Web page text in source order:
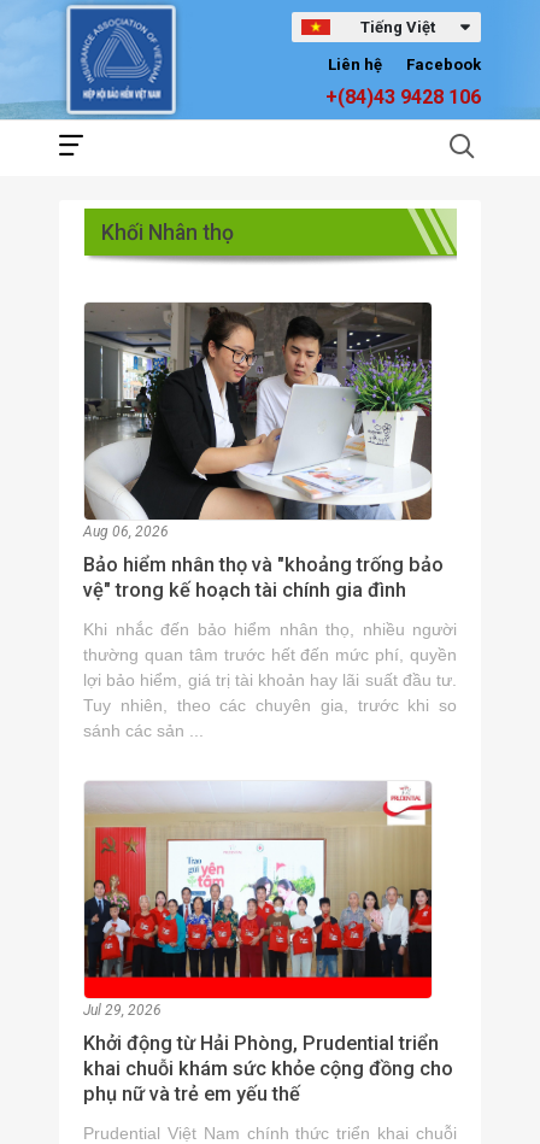
Tiếng Việt
Facebook
Liên hệ
+(84)43 9428 106
Khối Nhân thọ
Aug 06, 2026
Bảo hiểm nhân thọ và "khoảng trống bảo
vệ" trong kế hoạch tài chính gia đình
Khi nhắc đến bảo hiểm nhân thọ, nhiều người
thường quan tâm trước hết đến mức phí, quyền
lợi bảo hiểm, giá trị tài khoản hay lãi suất đầu tư.
Tuy nhiên, theo các chuyên gia, trước khi so
sánh các sản ...
Jul 29, 2026
Khởi động từ Hải Phòng, Prudential triển
khai chuỗi khám sức khỏe cộng đồng cho
phụ nữ và trẻ em yếu thế
Prudential Việt Nam chính thức triển khai chuỗi